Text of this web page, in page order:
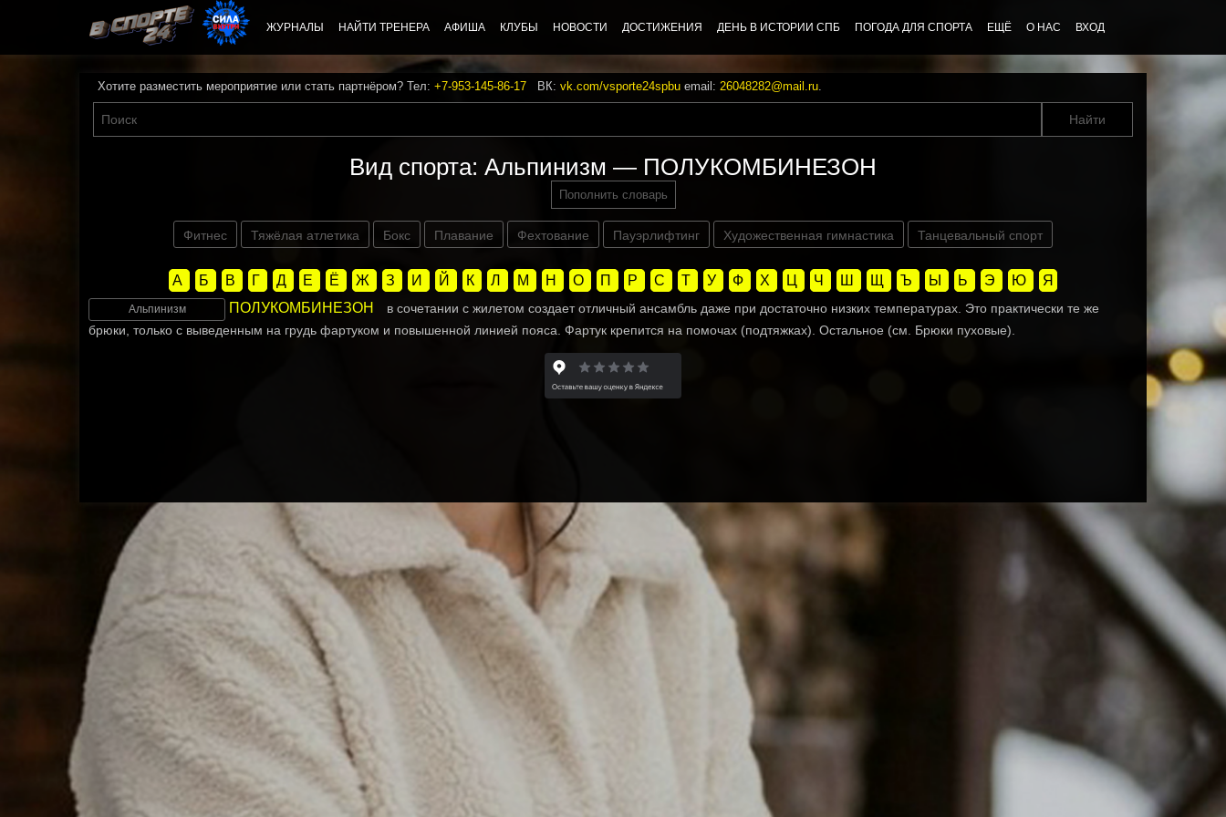
ЖУРНАЛЫ НАЙТИ ТРЕНЕРА АФИША КЛУБЫ НОВОСТИ ДОСТИЖЕНИЯ ДЕНЬ В ИСТОРИИ СПБ ПОГОДА ДЛЯ СПОРТА ЕЩЁ О НАС ВХОД
Хотите разместить мероприятие или стать партнёром? Тел: +7-953-145-86-17 ВК: vk.com/vsporte24spbu email: 26048282@mail.ru.
Вид спорта: Альпинизм — ПОЛУКОМБИНЕЗОН
Пополнить словарь
Фитнес Тяжёлая атлетика Бокс Плавание Фехтование Пауэрлифтинг Художественная гимнастика Танцевальный спорт
А Б В Г Д Е Ё Ж З И Й К Л М Н О П Р С Т У Ф Х Ц Ч Ш Щ Ъ Ы Ь Э Ю Я
Альпинизм ПОЛУКОМБИНЕЗОН
в сочетании с жилетом создает отличный ансамбль даже при достаточно низких температурах. Это практически те же
брюки, только с выведенным на грудь фартуком и повышенной линией пояса. Фартук крепится на помочах (подтяжках). Остальное (см. Брюки пуховые).